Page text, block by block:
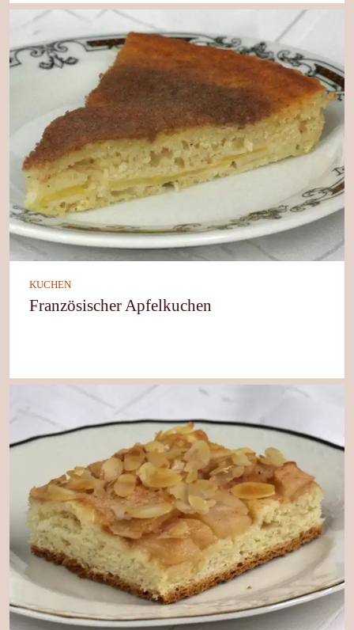
KUCHEN
Französischer Apfelkuchen